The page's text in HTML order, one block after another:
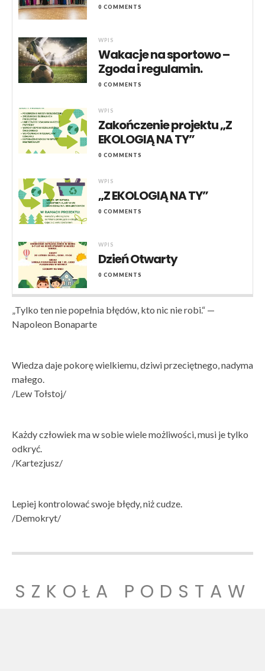
0 COMMENTS
WPIS
Wakacje na sportowo –
Zgoda i regulamin.
0 COMMENTS
WPIS
Zakończenie projektu „Z
EKOLOGIĄ NA TY”
0 COMMENTS
WPIS
„Z EKOLOGIĄ NA TY”
0 COMMENTS
WPIS
Dzień Otwarty
0 COMMENTS
„Tylko ten nie popełnia błędów, kto nic nie robi.“ —
Napoleon Bonaparte
Wiedza daje pokorę wielkiemu, dziwi przeciętnego, nadyma
małego.
/Lew Tołstoj/
Każdy człowiek ma w sobie wiele możliwości, musi je tylko
odkryć.
/Kartezjusz/
Lepiej kontrolować swoje błędy, niż cudze.
/Demokryt/
SZKOŁA PODSTAW